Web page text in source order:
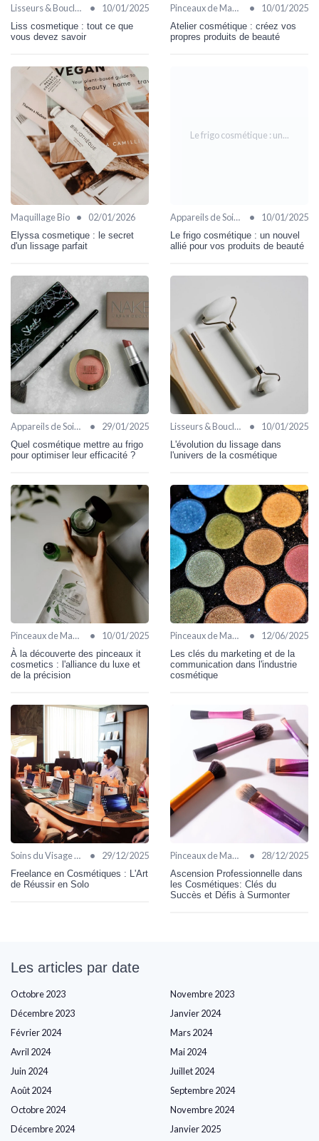
Lisseurs & Boucleurs • 10/01/2025
Liss cosmetique : tout ce que
vous devez savoir
Pinceaux de Maquillage • 10/01/2025
Atelier cosmétique : créez vos
propres produits de beauté
Maquillage Bio • 02/01/2026
Elyssa cosmetique : le secret
d'un lissage parfait
Le frigo cosmétique : un...
Appareils de Soin Visage • 10/01/2025
Le frigo cosmétique : un nouvel
allié pour vos produits de beauté
Appareils de Soin Visage • 29/01/2025
Quel cosmétique mettre au frigo
pour optimiser leur efficacité ?
Lisseurs & Boucleurs • 10/01/2025
L'évolution du lissage dans
l'univers de la cosmétique
Pinceaux de Maquillage • 10/01/2025
À la découverte des pinceaux it
cosmetics : l'alliance du luxe et
de la précision
Pinceaux de Maquillage • 12/06/2025
Les clés du marketing et de la
communication dans l'industrie
cosmétique
Soins du Visage Bio • 29/12/2025
Freelance en Cosmétiques : L'Art
de Réussir en Solo
Pinceaux de Maquillage • 28/12/2025
Ascension Professionnelle dans
les Cosmétiques: Clés du
Succès et Défis à Surmonter
Les articles par date
Octobre 2023
Novembre 2023
Décembre 2023
Janvier 2024
Février 2024
Mars 2024
Avril 2024
Mai 2024
Juin 2024
Juillet 2024
Août 2024
Septembre 2024
Octobre 2024
Novembre 2024
Décembre 2024
Janvier 2025